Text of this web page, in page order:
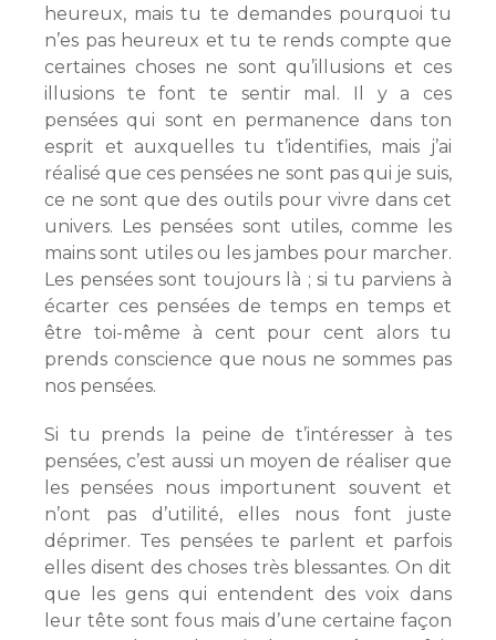
heureux, mais tu te demandes pourquoi tu
n’es pas heureux et tu te rends compte que
certaines choses ne sont qu’illusions et ces
illusions te font te sentir mal. Il y a ces
pensées qui sont en permanence dans ton
esprit et auxquelles tu t’identifies, mais j’ai
réalisé que ces pensées ne sont pas qui je suis,
ce ne sont que des outils pour vivre dans cet
univers. Les pensées sont utiles, comme les
mains sont utiles ou les jambes pour marcher.
Les pensées sont toujours là ; si tu parviens à
écarter ces pensées de temps en temps et
être toi-même à cent pour cent alors tu
prends conscience que nous ne sommes pas
nos pensées.
Si tu prends la peine de t’intéresser à tes
pensées, c’est aussi un moyen de réaliser que
les pensées nous importunent souvent et
n’ont pas d’utilité, elles nous font juste
déprimer. Tes pensées te parlent et parfois
elles disent des choses très blessantes. On dit
que les gens qui entendent des voix dans
leur tête sont fous mais d’une certaine façon